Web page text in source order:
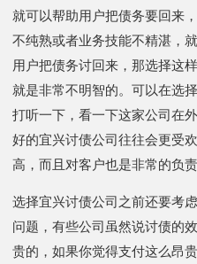
就可以帮助用户把债务要回来
不纯熟或者业务技能不精湛，
用户把债务讨回来，那选择这
就是非常不明智的。可以在选
打听一下，看一下这家公司在
好的宜兴讨债公司往往会更受
高，而且对客户也是非常的负责
选择宜兴讨债公司之前还要考
问题，有些公司虽然说讨债的
贵的，如果你觉得支付这么昂